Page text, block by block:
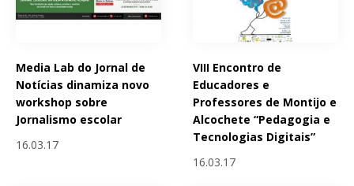
Media Lab do Jornal de
Notícias dinamiza novo
workshop sobre
Jornalismo escolar
16.03.17
VIII Encontro de
Educadores e
Professores de Montijo e
Alcochete “Pedagogia e
Tecnologias Digitais”
16.03.17